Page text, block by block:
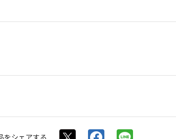
をシェアする